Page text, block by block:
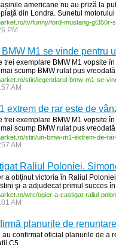
americane nu au priză la
din Londra. Sunetul
tv/funny/ford-mustang-gt350r-
PM
BMW M1 se vinde pentru
trei exemplare BMW M1 vopsite
scump BMW rulat pus
stiri/legendarul-bmw-m1-se-
AM
extrem de rar este de
trei exemplare BMW M1 vopsite
scump BMW rulat pus
stiri/un-bmw-m1-extrem-de-
AM
Raliul Poloniei.
a obţinut victoria în Raliul
şi-a adjudecat primul succes
wrc/ogier-a-castigat-raliul-
AM
planurile de
au confirmat oficial planurile de a
C5.